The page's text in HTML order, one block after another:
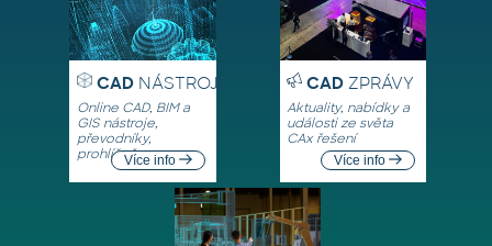
CADNÁSTROJE
Online CAD, BIM a
GIS nástroje,
převodníky,
prohlížečeVíce info
CADZPRÁVY
Aktuality, nabídky a
události ze světa
CAx řešení
Více info